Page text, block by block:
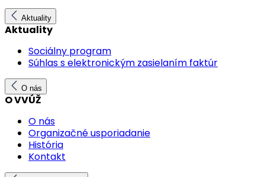
Aktuality
Aktuality
Sociálny program
Súhlas s elektronickým zasielaním faktúr
O nás
O VVÚŽ
O nás
Organizačné usporiadanie
História
Kontakt